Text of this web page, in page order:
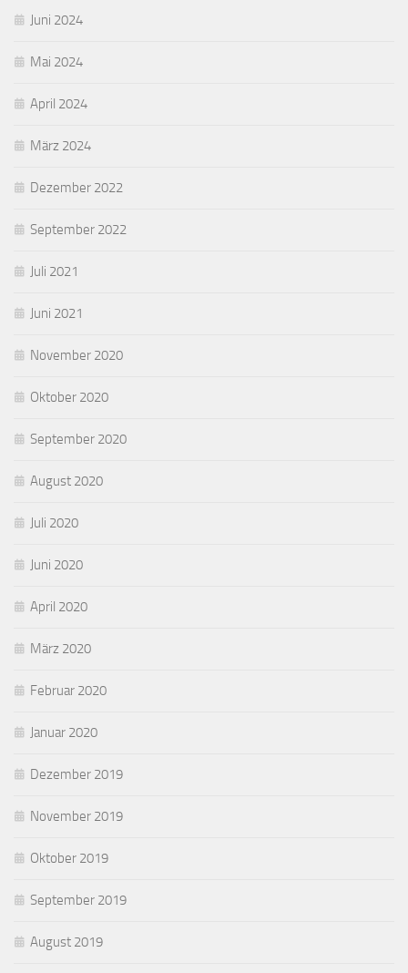
Juni 2024
Mai 2024
April 2024
März 2024
Dezember 2022
September 2022
Juli 2021
Juni 2021
November 2020
Oktober 2020
September 2020
August 2020
Juli 2020
Juni 2020
April 2020
März 2020
Februar 2020
Januar 2020
Dezember 2019
November 2019
Oktober 2019
September 2019
August 2019